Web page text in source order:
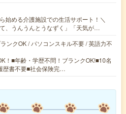
始める介護施設での生活サポート！＼
て、うんうんとうなずく」「天気が…
ンクOK / パソコンスキル不要 / 英語力不
！■年齢・学歴不問！ブランクOK!■10名
歴書不要■社会保険完…